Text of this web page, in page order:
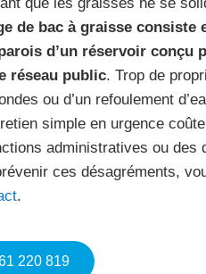
de bac à graisse consiste
d’un réservoir conçu
réseau public. Trop de
ou d’un refoulement
simple en urgence
administratives ou des
ces désagréments,
.
220 819